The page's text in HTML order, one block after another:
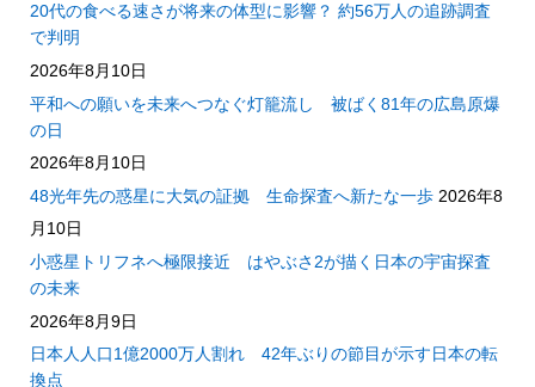
20代の食べる速さが将来の体型に影響？ 約56万人の追跡調査
で判明
2026年8月10日
平和への願いを未来へつなぐ灯籠流し 被ばく81年の広島原爆
の日
2026年8月10日
48光年先の惑星に大気の証拠 生命探査へ新たな一歩 2026年8
月10日
小惑星トリフネへ極限接近 はやぶさ2が描く日本の宇宙探査
の未来
2026年8月9日
日本人人口1億2000万人割れ 42年ぶりの節目が示す日本の転
換点